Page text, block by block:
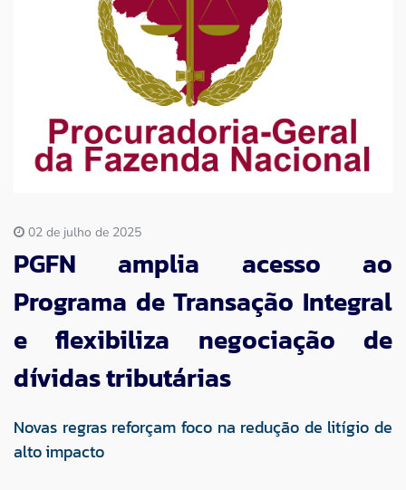
Imprensa
Contato
02 de julho de 2025
PGFN amplia acesso ao
Programa de Transação Integral
e flexibiliza negociação de
dívidas tributárias
Novas regras reforçam foco na redução de litígio de
alto impacto